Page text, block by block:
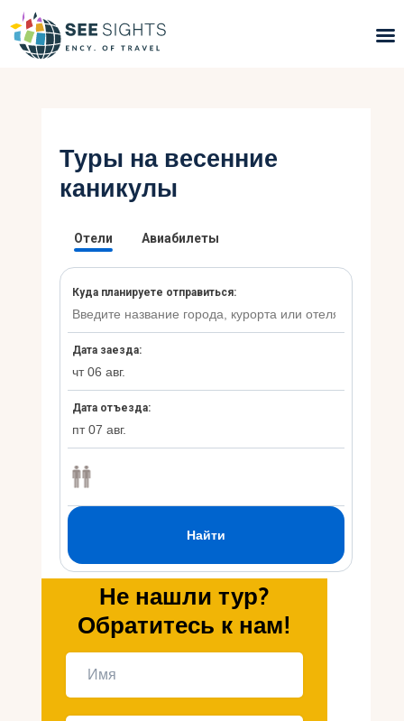
Горящие туры
Типы Туров
Страны
Инфо
Контакты
Туры на весенние
каникулы
Не нашли тур?
Обратитесь к нам!